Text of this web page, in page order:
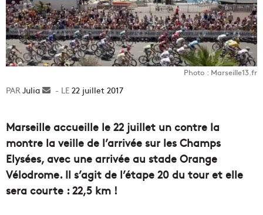
Photo : Marseille13.fr
Julia
Envoyer22 juillet 2017
Marseille accueille le 22 juillet un contre la
montre la veille de l’arrivée sur les Champs
Elysées, avec une arrivée au stade Orange
Vélodrome. Il s’agit de l’étape 20 du tour et elle
sera courte : 22,5 km !